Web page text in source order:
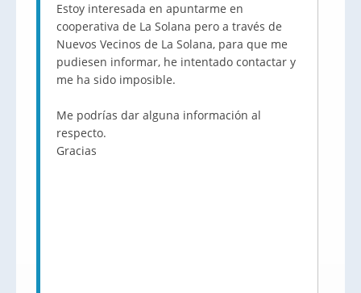
Estoy interesada en apuntarme en
cooperativa de La Solana pero a través de
Nuevos Vecinos de La Solana, para que me
pudiesen informar, he intentado contactar y
me ha sido imposible.
Me podrías dar alguna información al
respecto.
Gracias